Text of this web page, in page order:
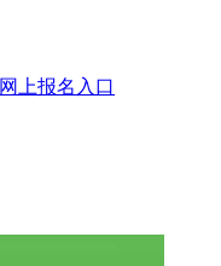
网上报名入口